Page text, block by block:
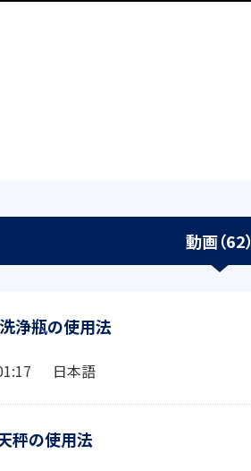
動画（62）
浄瓶の使用法
日本語
秤の使用法